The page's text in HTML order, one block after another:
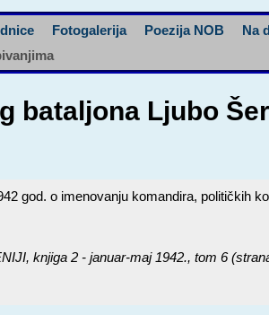
Fotogalerija Poezija NOB Na
bataljona Ljubo
god. o imenovanju komandira, političkih
knjiga 2 - januar-maj 1942., tom 6